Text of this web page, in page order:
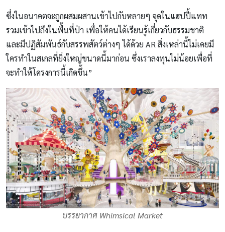
ซึ่งในอนาคตจะถูกผสมผสานเข้าไปกับหลายๆ จุดในแฮปปี้แทท
รวมเข้าไปถึงในพื้นที่ป่า เพื่อให้คนได้เรียนรู้เกี่ยวกับธรรมชาติ
และมีปฏิสัมพันธ์กับสรรพสัตว์ต่างๆ ได้ด้วย AR สิ่งเหล่านี้ไม่เคยมี
ใครทำในสเกลที่ยิ่งใหญ่ขนาดนี้มาก่อน ซึ่งเราลงทุนไม่น้อยเพื่อที่
จะทำให้โครงการนี้เกิดขึ้น”
บรรยากาศ Whimsical Market